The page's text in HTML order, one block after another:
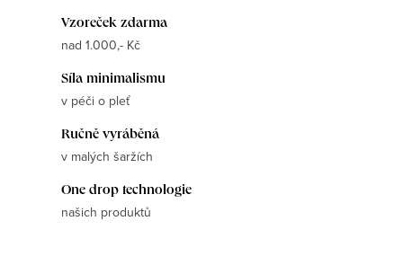
Vzoreček zdarma
nad 1.000,- Kč
Síla minimalismu
v péči o pleť
Ručně vyráběná
v malých šaržích
One drop technologie
našich produktů